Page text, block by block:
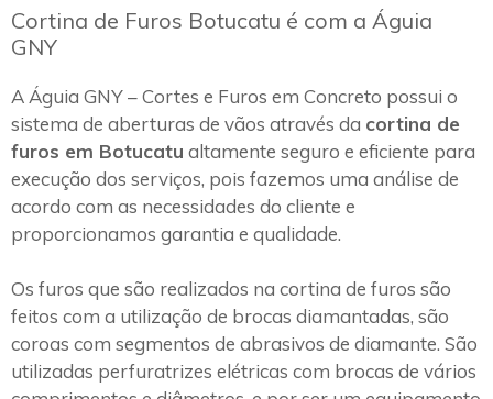
Cortina de Furos Botucatu é com a Águia
GNY
A Águia GNY – Cortes e Furos em Concreto possui o
sistema de aberturas de vãos através da cortina de
furos em Botucatu altamente seguro e eficiente para
execução dos serviços, pois fazemos uma análise de
acordo com as necessidades do cliente e
proporcionamos garantia e qualidade.
Os furos que são realizados na cortina de furos são
feitos com a utilização de brocas diamantadas, são
coroas com segmentos de abrasivos de diamante. São
utilizadas perfuratrizes elétricas com brocas de vários